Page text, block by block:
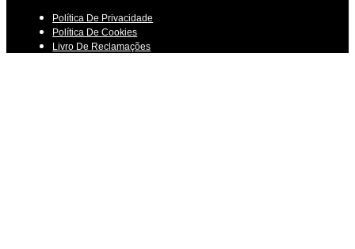
Política De Privacidade
Política De Cookies
Livro De Reclamações